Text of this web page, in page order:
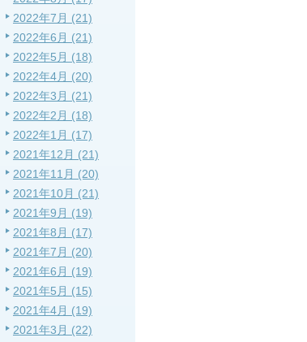
2022年7月 (21)
2022年6月 (21)
2022年5月 (18)
2022年4月 (20)
2022年3月 (21)
2022年2月 (18)
2022年1月 (17)
2021年12月 (21)
2021年11月 (20)
2021年10月 (21)
2021年9月 (19)
2021年8月 (17)
2021年7月 (20)
2021年6月 (19)
2021年5月 (15)
2021年4月 (19)
2021年3月 (22)